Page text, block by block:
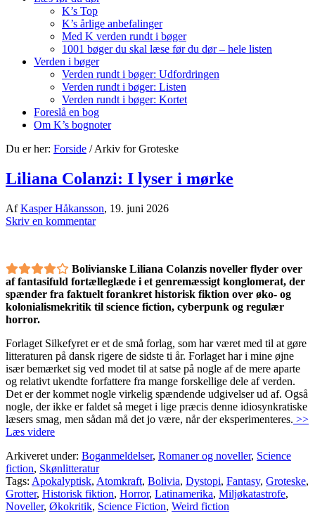
K’s Top
K’s årlige anbefalinger
Med K verden rundt i bøger
1001 bøger du skal læse før du dør – hele listen
Verden i bøger
Verden rundt i bøger: Udfordringen
Verden rundt i bøger: Listen
Verden rundt i bøger: Kortet
Foreslå en bog
Om K’s bognoter
Du er her: Forside /Arkiv for Groteske
Liliana Colanzi: I lyser i mørke
AfKasper Håkansson, 19. juni 2026
Skriv en kommentar
Bolivianske Liliana Colanzis noveller flyder over
af fantasifuld fortælleglæde i et genremæssigt konglomerat, der
spænder fra faktuelt forankret historisk fiktion over øko- og
kolonialismekritik til science fiction, cyberpunk og regulær
horror.
Forlaget Silkefyret er et de små forlag, som har været med til at gøre
litteraturen på dansk rigere de sidste ti år. Forlaget har i mine øjne
især bemærket sig ved modet til at satse på nogle af de mere aparte
og relativt ukendte forfattere fra mange forskellige dele af verden.
Det er der kommet nogle virkelig spændende udgivelser ud af. Også
nogle, der ikke er faldet så meget i lige præcis denne idiosynkratiske
læsers smag, men sådan må det jo være, når der eksperimenteres. >>
Læs videre
Arkiveret under: Boganmeldelser, Romaner og noveller, Science
fiction, Skønlitteratur
Tags: Apokalyptisk, Atomkraft, Bolivia, Dystopi, Fantasy, Groteske,
Grotter, Historisk fiktion, Horror, Latinamerika, Miljøkatastrofe,
Noveller, Økokritik, Science Fiction, Weird fiction